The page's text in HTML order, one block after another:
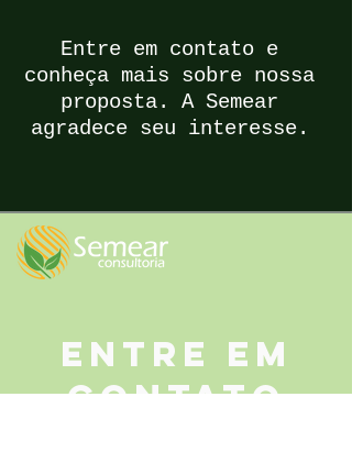
Entre em contato e
conheça mais sobre nossa
proposta. A Semear
agradece seu interesse.
entre em
contato